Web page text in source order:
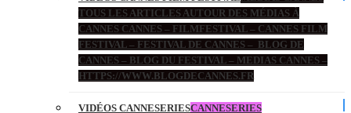
TOUS LES ARTICLES AUTOUR DES MÉDIAS À
CANNES CANNES – FILMFESTIVAL – CANNES FILM
FESTIVAL – FESTIVAL DE CANNES – BLOG DE
CANNES – BLOG DU FESTIVAL – MEDIAS CANNES –
HTTPS://WWW.BLOGDECANNES.FR
VIDÉOS CANNESERIESCANNESERIES